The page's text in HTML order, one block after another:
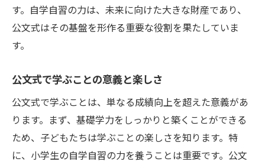
す。自学自習の力は、未来に向けた大きな財産であり、
公文式はその基盤を形作る重要な役割を果たしていま
す。
公文式で学ぶことの意義と楽しさ
公文式で学ぶことは、単なる成績向上を超えた意義があ
ります。まず、基礎学力をしっかりと築くことができる
ため、子どもたちは学ぶことの楽しさを知ります。特
に、小学生の自学自習の力を養うことは重要です。公文